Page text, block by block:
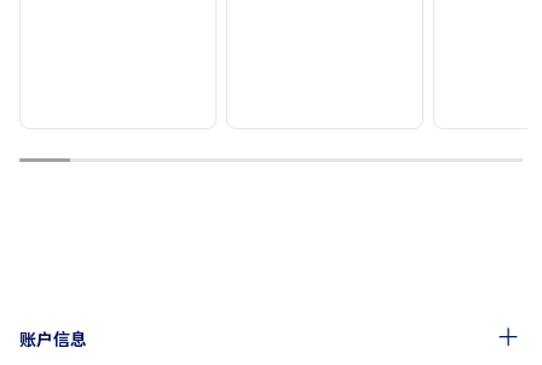
1 2 3 4 5 6 7 8 9 10
账户信息